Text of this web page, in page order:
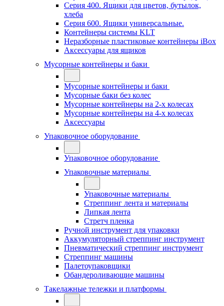
Серия 400. Ящики для цветов, бутылок,
хлеба
Серия 600. Ящики универсальные.
Контейнеры системы KLT
Неразборные пластиковые контейнеры iBox
Аксессуары для ящиков
Мусорные контейнеры и баки
Мусорные контейнеры и баки
Мусорные баки без колес
Мусорные контейнеры на 2-х колесах
Мусорные контейнеры на 4-х колесах
Аксессуары
Упаковочное оборудование
Упаковочное оборудование
Упаковочные материалы
Упаковочные материалы
Стреппинг лента и материалы
Липкая лента
Стретч пленка
Ручной инструмент для упаковки
Аккумуляторный стреппинг инструмент
Пневматический стреппинг инструмент
Стреппинг машины
Палетоупаковщики
Обандероливающие машины
Такелажные тележки и платформы